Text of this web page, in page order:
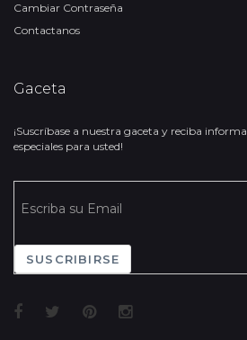
Cambiar Contraseña
Contactanos
Gaceta
¡Suscríbase a nuestra gaceta y reciba
especiales para usted!
SUSCRIBIRSE